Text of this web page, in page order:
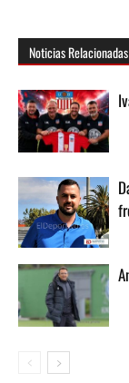
Noticias Relacionadas